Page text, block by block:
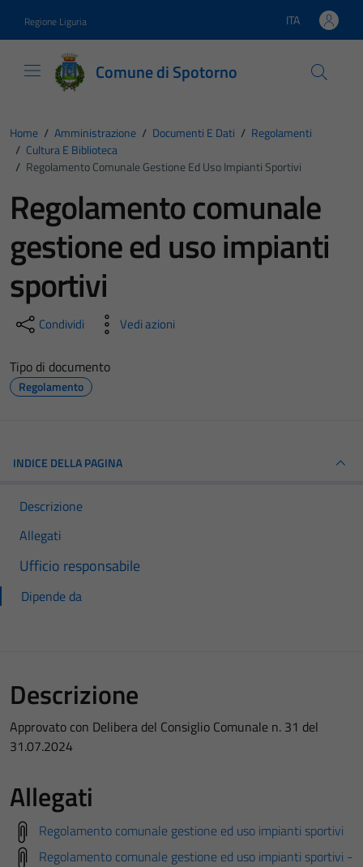
Regione Liguria Lingua attiva:
ITA
Comune di Spotorno
Home / Amministrazione / Documenti E Dati / Regolamenti
/ Cultura E Biblioteca
/ Regolamento Comunale Gestione Ed Uso Impianti Sportivi
Regolamento comunale
gestione ed uso impianti
sportivi
Condividi Vedi azioni
Tipo di documento
Regolamento
INDICE DELLA PAGINA
Descrizione
Allegati
Ufficio responsabile
Dipende da
Descrizione
Approvato con Delibera del Consiglio Comunale n. 31 del
31.07.2024
Allegati
Regolamento comunale gestione ed uso impianti sportivi
Regolamento comunale gestione ed uso impianti sportivi -